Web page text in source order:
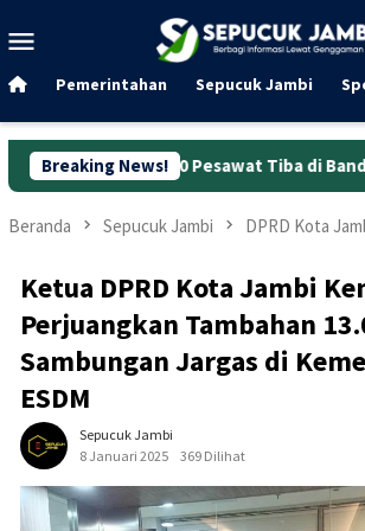
ke
Mobile
Pemerintahan Sepucuk Jambi
Breaking News!
10 Pesawat Tiba di Bandara Jambi
Beranda Sepucuk Jambi DPRD Kota
Ketua DPRD Kota Jambi
Perjuangkan Tambahan
Sambungan Jargas di
ESDM
Sepucuk Jambi
8 Januari 2025
369 Dilihat